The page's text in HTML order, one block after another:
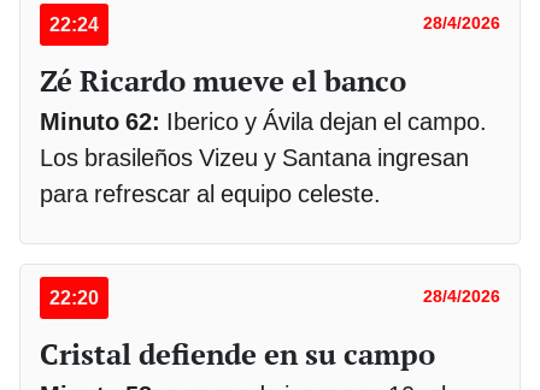
22:24 28/4/2026
Zé Ricardo mueve el banco
Minuto 62: Iberico y Ávila dejan el campo.
Los brasileños Vizeu y Santana ingresan
para refrescar al equipo celeste.
22:20 28/4/2026
Cristal defiende en su campo